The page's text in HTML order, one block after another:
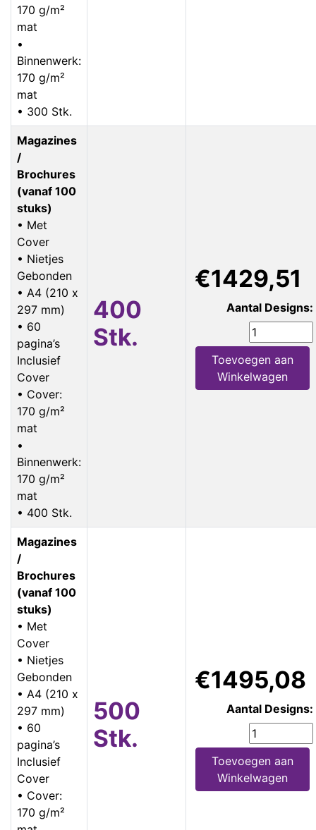
170 g/m²
mat
•
Binnenwerk:
170 g/m²
mat
• 300 Stk.
Magazines
/
Brochures
(vanaf 100
stuks)
• Met
Cover
• Nietjes
Gebonden
• A4 (210 x
297 mm)
• 60
pagina’s
Inclusief
Cover
• Cover:
170 g/m²
mat
•
Binnenwerk:
170 g/m²
mat
• 400 Stk.
400
Stk.
€1429,51
Aantal Designs:
Toevoegen aan
Winkelwagen
Magazines
/
Brochures
(vanaf 100
stuks)
• Met
Cover
• Nietjes
Gebonden
• A4 (210 x
297 mm)
• 60
pagina’s
Inclusief
Cover
• Cover:
170 g/m²
500
Stk.
€1495,08
Aantal Designs:
Toevoegen aan
Winkelwagen